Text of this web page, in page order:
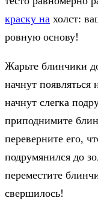
краску на холст:
ровную основу!
Жарьте блинчики
начнут
начнут слегка
приподнимите
переверните его,
подрумянился до
переместите
свершилось!